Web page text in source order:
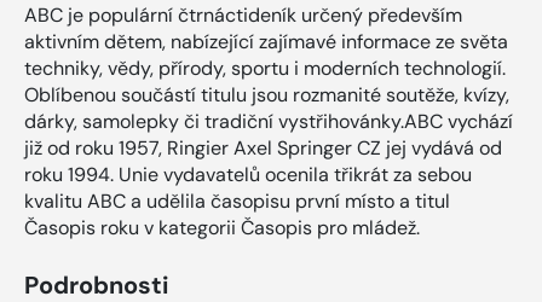
ABC je populární čtrnáctideník určený především
aktivním dětem, nabízející zajímavé informace ze světa
techniky, vědy, přírody, sportu i moderních technologií.
Oblíbenou součástí titulu jsou rozmanité soutěže, kvízy,
dárky, samolepky či tradiční vystřihovánky.ABC vychází
již od roku 1957, Ringier Axel Springer CZ jej vydává od
roku 1994. Unie vydavatelů ocenila třikrát za sebou
kvalitu ABC a udělila časopisu první místo a titul
Časopis roku v kategorii Časopis pro mládež.
Podrobnosti